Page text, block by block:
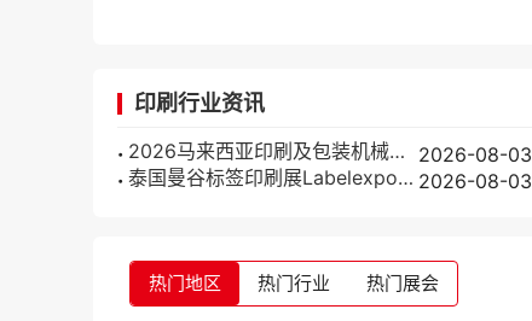
印刷行业资讯
2026马来西亚印刷及包装机械展览会(IPMEX Malaysia)展位价格与展位申请 2026-08-03
泰国曼谷标签印刷展Labelexpo2027 展位价格查及展位申请入口 2026-08-03
热门地区 热门行业 热门展会